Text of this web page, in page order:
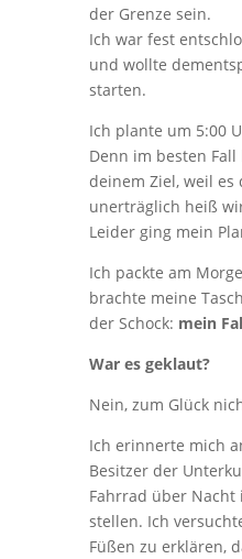
der Grenze sein.
Ich war fest
und wollte
starten.
Ich plante um 5:00
Denn im besten
deinem Ziel, weil es
unerträglich heiß
Leider ging mein
Ich packte am
brachte meine
der Schock: mein
War es geklaut?
Nein, zum Glück
Ich erinnerte mich
Besitzer der
Fahrrad über
stellen. Ich
Füßen zu erklären,